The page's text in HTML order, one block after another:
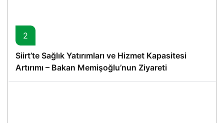
2
Siirt’te Sağlık Yatırımları ve Hizmet Kapasitesi
Artırımı – Bakan Memişoğlu’nun Ziyareti